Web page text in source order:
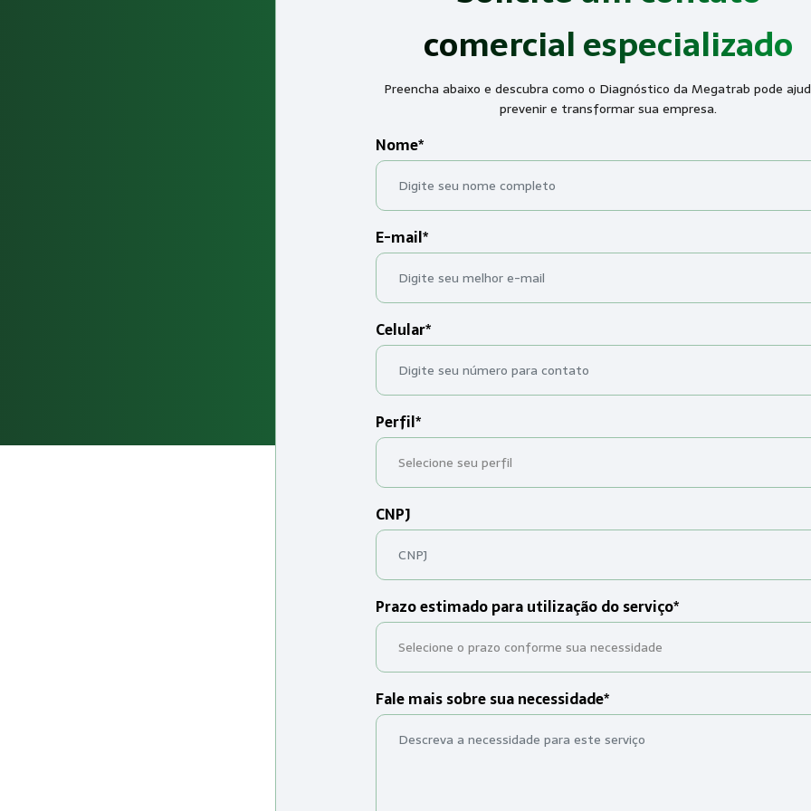
comercial especializado
Preencha abaixo e descubra como o Diagnóstico da Megatrab pode
prevenir e transformar sua empresa.
Nome*
E-mail*
Celular*
Perfil*
CNPJ
Prazo estimado para utilização do serviço*
Fale mais sobre sua necessidade*